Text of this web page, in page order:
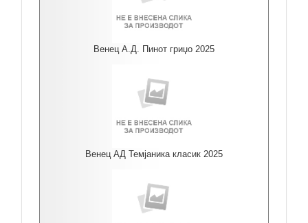
Венец А.Д. Пинот гриџо 2025
Венец АД Темјаника класик 2025